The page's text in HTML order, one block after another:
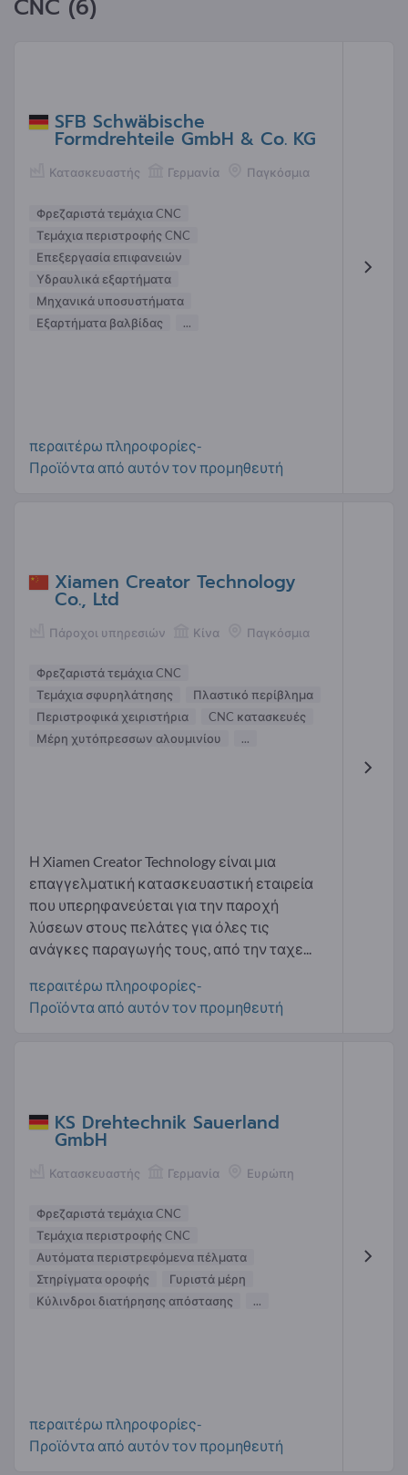
CNC (6)
SFB Schwäbische
Formdrehteile GmbH & Co. KG
Κατασκευαστής Γερμανία Παγκόσμια
Φρεζαριστά τεμάχια CNC
Τεμάχια περιστροφής CNC
Επεξεργασία επιφανειών
Υδραυλικά εξαρτήματα
Μηχανικά υποσυστήματα
Εξαρτήματα βαλβίδας
...
περαιτέρω πληροφορίες-
Προϊόντα από αυτόν τον προμηθευτή
Xiamen Creator Technology
Co., Ltd
Πάροχοι υπηρεσιών Κίνα Παγκόσμια
Φρεζαριστά τεμάχια CNC
Τεμάχια σφυρηλάτησης
Πλαστικό περίβλημα
Περιστροφικά χειριστήρια
CNC κατασκευές
Μέρη χυτόπρεσσων αλουμινίου
...
Η Xiamen Creator Technology είναι μια
επαγγελματική κατασκευαστική εταιρεία
που υπερηφανεύεται για την παροχή
λύσεων στους πελάτες για όλες τις
ανάγκες παραγωγής τους, από την ταχε...
περαιτέρω πληροφορίες-
Προϊόντα από αυτόν τον προμηθευτή
KS Drehtechnik Sauerland
GmbH
Κατασκευαστής Γερμανία Ευρώπη
Φρεζαριστά τεμάχια CNC
Τεμάχια περιστροφής CNC
Αυτόματα περιστρεφόμενα πέλματα
Στηρίγματα οροφής
Γυριστά μέρη
Κύλινδροι διατήρησης απόστασης
...
περαιτέρω πληροφορίες-
Προϊόντα από αυτόν τον προμηθευτή